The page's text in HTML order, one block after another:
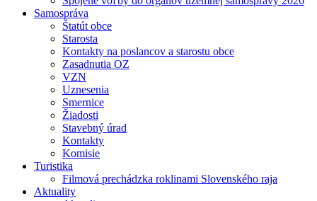
Samospráva
Štatút obce
Starosta
Kontakty na poslancov a starostu obce
Zasadnutia OZ
VZN
Uznesenia
Smernice
Žiadosti
Stavebný úrad
Kontakty
Komisie
Turistika
Filmová prechádzka roklinami Slovenského raja
Aktuality